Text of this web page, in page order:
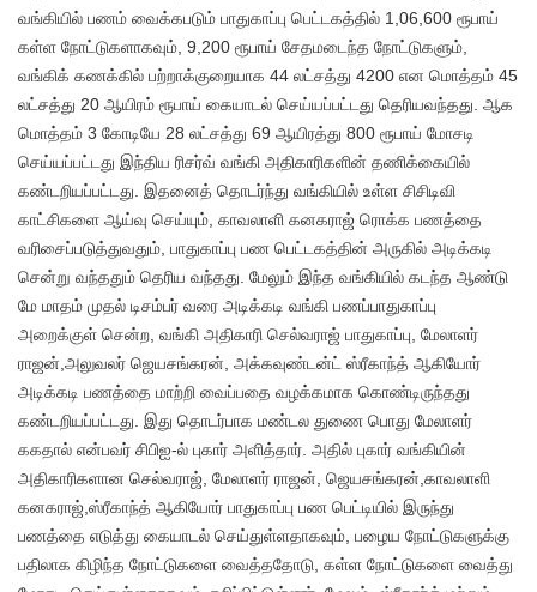
வங்கியில் பணம் வைக்கபடும் பாதுகாப்பு பெட்டகத்தில் 1,06,600 ரூபாய்
கள்ள நோட்டுகளாகவும், 9,200 ரூபாய் சேதமடைந்த நோட்டுகளும்,
வங்கிக் கணக்கில் பற்றாக்குறையாக 44 லட்சத்து 4200 என மொத்தம் 45
லட்சத்து 20 ஆயிரம் ரூபாய் கையாடல் செய்யப்பட்டது தெரியவந்தது. ஆக
மொத்தம் 3 கோடியே 28 லட்சத்து 69 ஆயிரத்து 800 ரூபாய் மோசடி
செய்யப்பட்டது இந்திய ரிசர்வ் வங்கி அதிகாரிகளின் தணிக்கையில்
கண்டறியப்பட்டது. இதனைத் தொடர்ந்து வங்கியில் உள்ள சிசிடிவி
காட்சிகளை ஆய்வு செய்யும், காவலாளி கனகராஜ் ரொக்க பணத்தை
வரிசைப்படுத்துவதும், பாதுகாப்பு பண பெட்டகத்தின் அருகில் அடிக்கடி
சென்று வந்ததும் தெரிய வந்தது. மேலும் இந்த வங்கியில் கடந்த ஆண்டு
மே மாதம் முதல் டிசம்பர் வரை அடிக்கடி வங்கி பணப்பாதுகாப்பு
அறைக்குள் சென்ற, வங்கி அதிகாரி செல்வராஜ் பாதுகாப்பு, மேலாளர்
ராஜன்,அலுவலர் ஜெயசங்கரன், அக்கவுண்டன்ட் ஸ்ரீகாந்த் ஆகியோர்
அடிக்கடி பணத்தை மாற்றி வைப்பதை வழக்கமாக கொண்டிருந்தது
கண்டறியப்பட்டது. இது தொடர்பாக மண்டல துணை பொது மேலாளர்
ககதால் என்பவர் சிபிஐ-ல் புகார் அளித்தார். அதில் புகார் வங்கியின்
அதிகாரிகளான செல்வராஜ், மேலாளர் ராஜன், ஜெயசங்கரன்,காவலாளி
கனகராஜ்,ஸ்ரீகாந்த் ஆகியோர் பாதுகாப்பு பண பெட்டியில் இருந்து
பணத்தை எடுத்து கையாடல் செய்துள்ளதாகவும், பழைய நோட்டுகளுக்கு
பதிலாக கிழிந்த நோட்டுகளை வைத்ததோடு, கள்ள நோட்டுகளை வைத்து